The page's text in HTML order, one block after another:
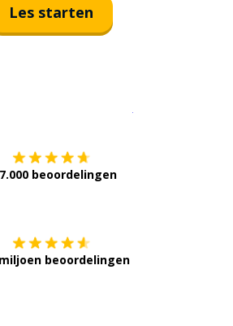
Les starten
beoordelingen
beoordelingen